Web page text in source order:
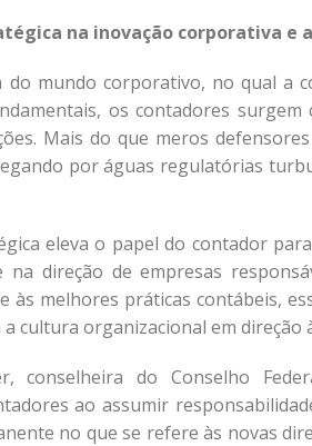
na inovação corporativa e
do mundo corporativo, no qual a
os contadores
Mais do que meros
por águas regulatórias
eleva o papel do contador
na direção de empresas
às melhores práticas contábeis,
cultura organizacional em
conselheira do Conselho
ao assumir
no que se refere às novas